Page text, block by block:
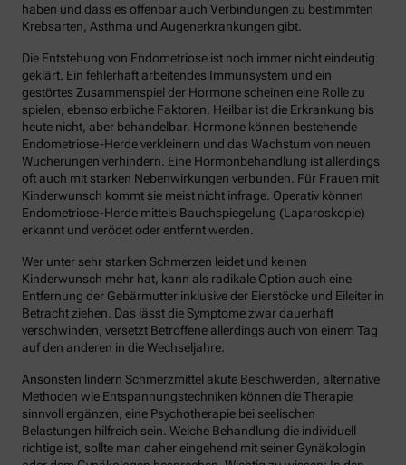
haben und dass es offenbar auch Verbindungen zu bestimmten
Krebsarten, Asthma und Augenerkrankungen gibt.
Die Entstehung von Endometriose ist noch immer nicht eindeutig
geklärt. Ein fehlerhaft arbeitendes Immunsystem und ein
gestörtes Zusammenspiel der Hormone scheinen eine Rolle zu
spielen, ebenso erbliche Faktoren. Heilbar ist die Erkrankung bis
heute nicht, aber behandelbar. Hormone können bestehende
Endometriose-Herde verkleinern und das Wachstum von neuen
Wucherungen verhindern. Eine Hormonbehandlung ist allerdings
oft auch mit starken Nebenwirkungen verbunden. Für Frauen mit
Kinderwunsch kommt sie meist nicht infrage. Operativ können
Endometriose-Herde mittels Bauchspiegelung (Laparoskopie)
erkannt und verödet oder entfernt werden.
Wer unter sehr starken Schmerzen leidet und keinen
Kinderwunsch mehr hat, kann als radikale Option auch eine
Entfernung der Gebärmutter inklusive der Eierstöcke und Eileiter in
Betracht ziehen. Das lässt die Symptome zwar dauerhaft
verschwinden, versetzt Betroffene allerdings auch von einem Tag
auf den anderen in die Wechseljahre.
Ansonsten lindern Schmerzmittel akute Beschwerden, alternative
Methoden wie Entspannungstechniken können die Therapie
sinnvoll ergänzen, eine Psychotherapie bei seelischen
Belastungen hilfreich sein. Welche Behandlung die individuell
richtige ist, sollte man daher eingehend mit seiner Gynäkologin